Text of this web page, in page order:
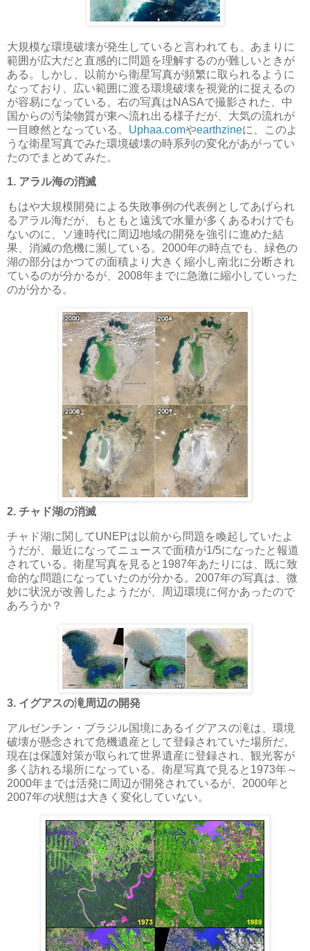
大規模な環境破壊が発生していると言われても、あまりに
範囲が広大だと直感的に問題を理解するのが難しいときが
ある。しかし、以前から衛星写真が頻繁に取られるように
なっており、広い範囲に渡る環境破壊を視覚的に捉えるの
が容易になっている。右の写真はNASAで撮影された、中
国からの汚染物質が東へ流れ出る様子だが、大気の流れが
一目瞭然となっている。 Uphaa.comやearthzineに、このよ
うな衛星写真でみた環境破壊の時系列の変化があがってい
たのでまとめてみた。
1. アラル海の消滅
もはや大規模開発による失敗事例の代表例としてあげられ
るアラル海だが、もともと遠浅で水量が多くあるわけでも
ないのに、ソ連時代に周辺地域の開発を強引に進めた結
果、消滅の危機に瀕している。2000年の時点でも、緑色の
湖の部分はかつての面積より大きく縮小し南北に分断され
ているのが分かるが、2008年までに急激に縮小していった
のが分かる。
2. チャド湖の消滅
チャド湖に関してUNEPは以前から問題を喚起していたよ
うだが、最近になってニュースで面積が1/5になったと報道
されている。衛星写真を見ると1987年あたりには、既に致
命的な問題になっていたのが分かる。2007年の写真は、微
妙に状況が改善したようだが、周辺環境に何かあったので
あろうか？
3. イグアスの滝周辺の開発
アルゼンチン・ブラジル国境にあるイグアスの滝は、環境
破壊が懸念されて危機遺産として登録されていた場所だ。
現在は保護対策が取られて世界遺産に登録され、観光客が
多く訪れる場所になっている。衛星写真で見ると1973年～
2000年までは活発に周辺が開発されているが、2000年と
2007年の状態は大きく変化していない。